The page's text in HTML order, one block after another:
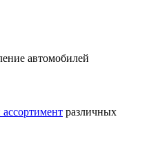
автомобилей
различных